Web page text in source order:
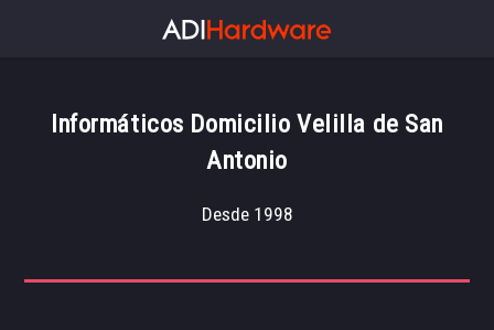
Informáticos Domicilio Velilla de San
Antonio
Desde 1998